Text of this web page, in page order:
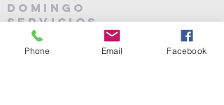
domingo
Servicios
9:30 Cursos de discipulado
10:30 Servicio de celebración
Phone Email Facebook